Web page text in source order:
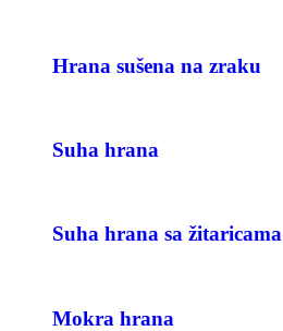
Hrana sušena na zraku
Suha hrana
Suha hrana sa žitaricama
Mokra hrana